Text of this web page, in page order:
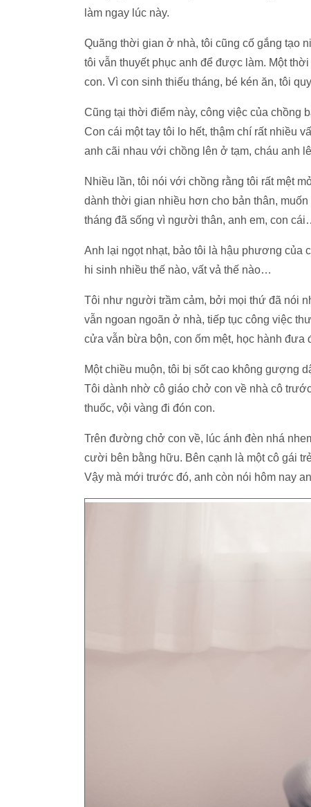
làm ngay lúc này.
Quãng thời gian ở nhà, tôi cũng cố gắng tạo
tôi vẫn thuyết phục anh để được làm. Một
con. Vì con sinh thiếu tháng, bé kén ăn, tôi
Cũng tại thời điểm này, công việc của chồng
Con cái một tay tôi lo hết, thậm chí rất nhiều
anh cãi nhau với chồng lên ở tạm, cháu anh
Nhiều lần, tôi nói với chồng rằng tôi rất mệt
dành thời gian nhiều hơn cho bản thân,
tháng đã sống vì người thân, anh em, con
Anh lại ngọt nhạt, bảo tôi là hậu phương của
hi sinh nhiều thế nào, vất vả thế nào…
Tôi như người trầm cảm, bởi mọi thứ đã nói
vẫn ngoan ngoãn ở nhà, tiếp tục công việc
cửa vẫn bừa bộn, con ốm mệt, học hành đưa
Một chiều muộn, tôi bị sốt cao không gượng
Tôi dành nhờ cô giáo chở con về nhà cô
thuốc, vội vàng đi đón con.
Trên đường chở con về, lúc ánh đèn nhá
cười bên bằng hữu. Bên cạnh là một cô gái
Vậy mà mới trước đó, anh còn nói hôm nay